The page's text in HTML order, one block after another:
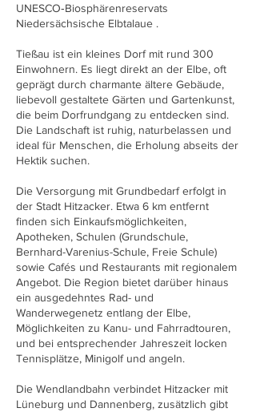
UNESCO‑Biosphärenreservats
Niedersächsische Elbtalaue .
Tießau ist ein kleines Dorf mit rund 300
Einwohnern. Es liegt direkt an der Elbe, oft
geprägt durch charmante ältere Gebäude,
liebevoll gestaltete Gärten und Gartenkunst,
die beim Dorfrundgang zu entdecken sind.
Die Landschaft ist ruhig, naturbelassen und
ideal für Menschen, die Erholung abseits der
Hektik suchen.
Die Versorgung mit Grundbedarf erfolgt in
der Stadt Hitzacker. Etwa 6 km entfernt
finden sich Einkaufsmöglichkeiten,
Apotheken, Schulen (Grundschule,
Bernhard-Varenius-Schule, Freie Schule)
sowie Cafés und Restaurants mit regionalem
Angebot. Die Region bietet darüber hinaus
ein ausgedehntes Rad- und
Wanderwegenetz entlang der Elbe,
Möglichkeiten zu Kanu- und Fahrradtouren,
und bei entsprechender Jahreszeit locken
Tennisplätze, Minigolf und angeln.
Die Wendlandbahn verbindet Hitzacker mit
Lüneburg und Dannenberg, zusätzlich gibt